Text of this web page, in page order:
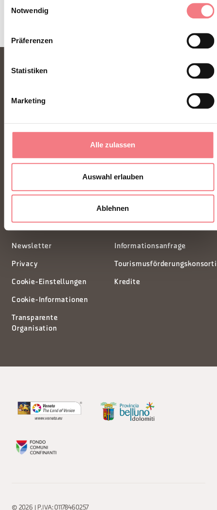
Notwendig
Präferenzen
Statistiken
Marketing
Alle zulassen
Auswahl erlauben
Ablehnen
Newsletter
Privacy
Cookie-Einstellungen
Cookie-Informationen
Transparente
Organisation
Informationsanfrage
Kredite
© 2026 | P.IVA: 01178460257